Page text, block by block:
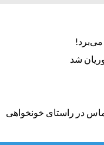
می‌برد!
شد
در راستای خونخواهی